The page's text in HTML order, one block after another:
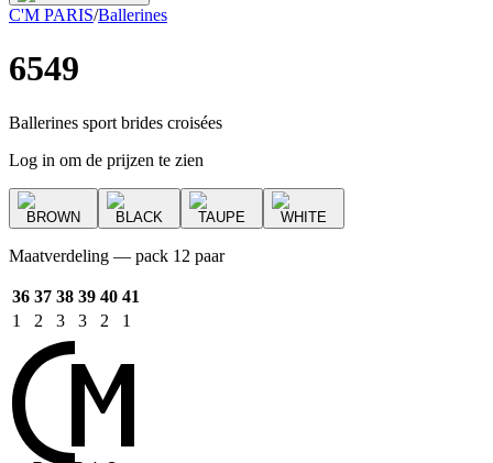
C'M PARIS/Ballerines
6549
Ballerines sport brides croisées
Log in om de prijzen te zien
BROWN BLACK TAUPE WHITE
Maatverdeling — pack 12 paar
36 37 38 39 40 41
1
2 3 3 2 1